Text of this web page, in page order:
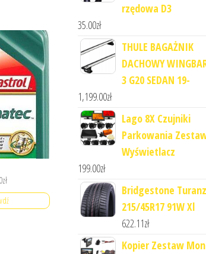
zł
rzędowa D3
35.00zł
THULE BAGAŻNIK
DACHOWY
3 G20 SEDAN 19-
1,199.00zł
Lago 8X Czujniki
Parkowania
Wyświetlacz
199.00zł
Bridgestone
215/45R17 91W Xl
622.11zł
Kopier Zestaw